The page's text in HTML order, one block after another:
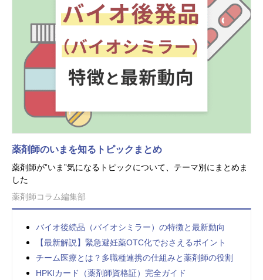
薬剤師のいまを知るトピックまとめ
薬剤師が”いま”気になるトピックについて、テーマ別にまとめま
した
薬剤師コラム編集部
バイオ後続品（バイオシミラー）の特徴と最新動向
【最新解説】緊急避妊薬OTC化でおさえるポイント
チーム医療とは？多職種連携の仕組みと薬剤師の役割
HPKIカード（薬剤師資格証）完全ガイド